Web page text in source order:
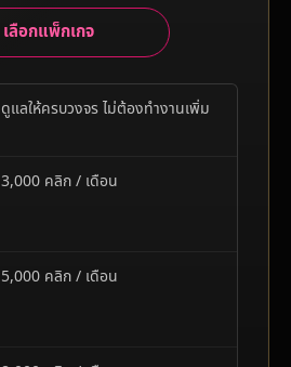
เลือกแพ็กเกจ
ดูแลให้ครบวงจร ไม่ต้องทำงานเพิ่ม
3,000 คลิก / เดือน
5,000 คลิก / เดือน